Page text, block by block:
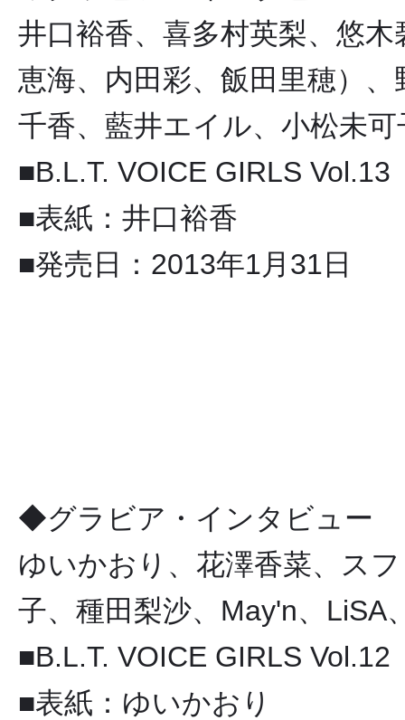
井口裕香、喜多村英梨、悠
恵海、内田彩、飯田里穂）
千香、藍井エイル、小松未
■B.L.T. VOICE GIRLS Vol.13
■表紙：井口裕香
■発売日：2013年1月31日
◆グラビア・インタビュー
ゆいかおり、花澤香菜、ス
子、種田梨沙、May'n、
■B.L.T. VOICE GIRLS Vol.12
■表紙：ゆいかおり